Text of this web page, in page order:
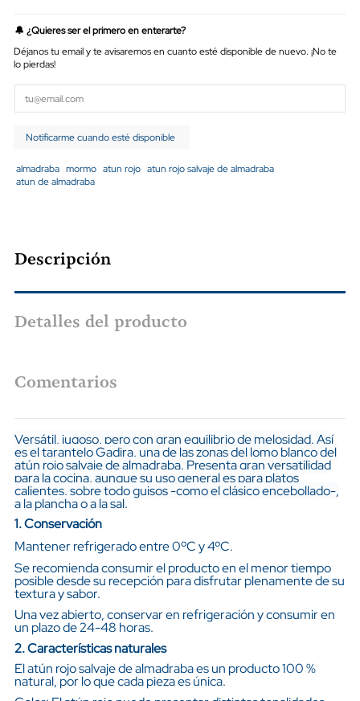
🔔 ¿Quieres ser el primero en enterarte?
Déjanos tu email y te avisaremos en cuanto esté disponible de nuevo. ¡No te
lo pierdas!
almadraba mormo atun rojo atun rojo salvaje de almadraba
atun de almadraba
Descripción
Detalles del producto
Comentarios
Versátil, jugoso, pero con gran equilibrio de melosidad. Así
es el tarantelo Gadira, una de las zonas del lomo blanco del
atún rojo salvaje de almadraba. Presenta gran versatilidad
para la cocina, aunque su uso general es para platos
calientes, sobre todo guisos -como el clásico encebollado-,
a la plancha o a la sal.
1. Conservación
Mantener refrigerado entre 0ºC y 4ºC.
Se recomienda consumir el producto en el menor tiempo
posible desde su recepción para disfrutar plenamente de su
textura y sabor.
Una vez abierto, conservar en refrigeración y consumir en
un plazo de 24-48 horas.
2. Características naturales
El atún rojo salvaje de almadraba es un producto 100 %
natural, por lo que cada pieza es única.